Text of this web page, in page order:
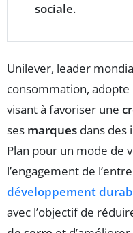
sociale.
Unilever, leader
consommation, adopte
visant à favoriser une
ses marques dans des
Plan pour un mode de
l’engagement de
développement
avec l’objectif de